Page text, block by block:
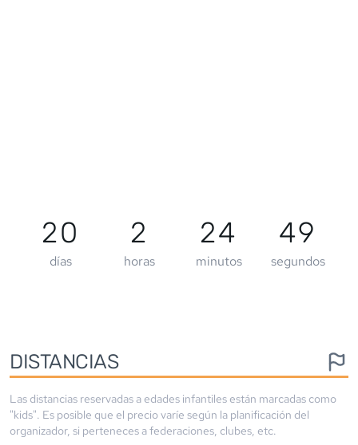
20
días
2
horas
24
minutos
49
segundos
DISTANCIAS
Las distancias reservadas a edades infantiles están marcadas como
"kids". Es posible que el precio varíe según la planificación del
organizador, si perteneces a federaciones, clubes, etc.